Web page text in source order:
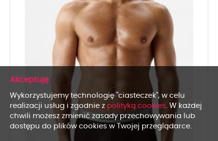
Wykorzystujemy technologię "ciasteczek", w celu
realizacji usług i zgodnie z polityką cookies. W każdej
chwili możesz zmienić zasady przechowywania lub
dostępu do plików cookies w Twojej przeglądarce.